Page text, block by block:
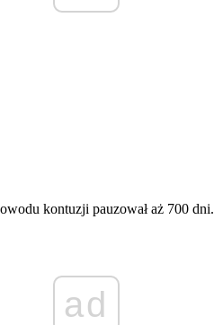
kontuzji pauzował aż 700 dni.
ad